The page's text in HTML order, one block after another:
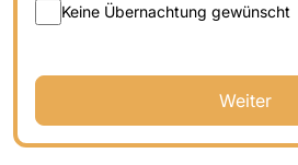
Keine Übernachtung gewünscht
Weiter